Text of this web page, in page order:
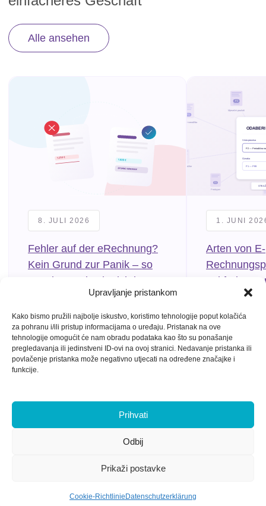
Upravljanje pristankom
Kako bismo pružili najbolje iskustvo, koristimo tehnologije poput kolačića
za pohranu i/ili pristup informacijama o uređaju. Pristanak na ove
tehnologije omogućit će nam obradu podataka kao što su ponašanje
pregledavanja ili jedinstveni ID-ovi na ovoj stranici. Nedavanje pristanka ili
povlačenje pristanka može negativno utjecati na određene značajke i
funkcije.
Prihvati
Odbij
Prikaži postavke
Cookie-Richtlinie Datenschutzerklärung
Alle ansehen
8. JULI 2026
Fehler auf der eRechnung?
Kein Grund zur Panik – so
stornieren Sie sie richtig
1. JUNI
Arten von E-
Leitfaden
Datenschutzerklärung